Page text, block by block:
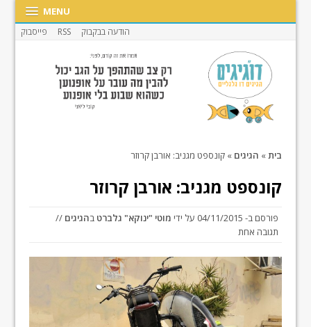
MENU
הודעה בבקבוק RSS פייסבוק
בית» הגיגים » קונספט מגניב: אורבן קרוזר
קונספט מגניב: אורבן קרוזר
פורסם ב- 04/11/2015 על ידי מוטי "ינוקא" גלברט בהגיגים //
תגובה אחת